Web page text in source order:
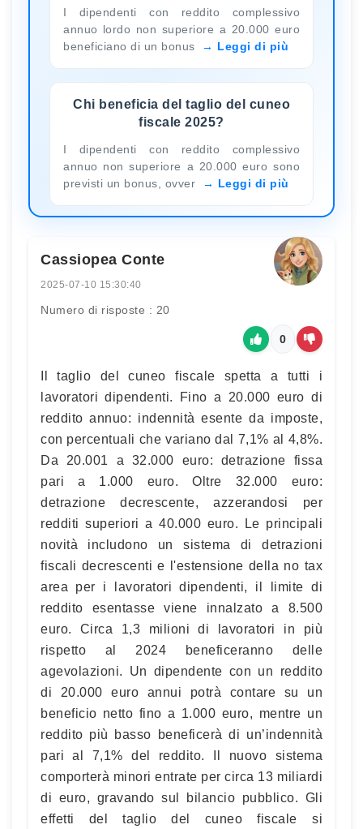
I dipendenti con reddito complessivo
annuo lordo non superiore a 20.000 euro
beneficiano di un bonus
Leggi di più
Chi beneficia del taglio del cuneo
fiscale 2025?
I dipendenti con reddito complessivo
annuo non superiore a 20.000 euro sono
previsti un bonus, ovver
Leggi di più
Cassiopea Conte
2025-07-10 15:30:40
Numero di risposte : 20
0
Il taglio del cuneo fiscale spetta a tutti i
lavoratori dipendenti. Fino a 20.000 euro di
reddito annuo: indennità esente da imposte,
con percentuali che variano dal 7,1% al 4,8%.
Da 20.001 a 32.000 euro: detrazione fissa
pari a 1.000 euro. Oltre 32.000 euro:
detrazione decrescente, azzerandosi per
redditi superiori a 40.000 euro. Le principali
novità includono un sistema di detrazioni
fiscali decrescenti e l'estensione della no tax
area per i lavoratori dipendenti, il limite di
reddito esentasse viene innalzato a 8.500
euro. Circa 1,3 milioni di lavoratori in più
rispetto al 2024 beneficeranno delle
agevolazioni. Un dipendente con un reddito
di 20.000 euro annui potrà contare su un
beneficio netto fino a 1.000 euro, mentre un
reddito più basso beneficerà di un’indennità
pari al 7,1% del reddito. Il nuovo sistema
comporterà minori entrate per circa 13 miliardi
di euro, gravando sul bilancio pubblico. Gli
effetti del taglio del cuneo fiscale si